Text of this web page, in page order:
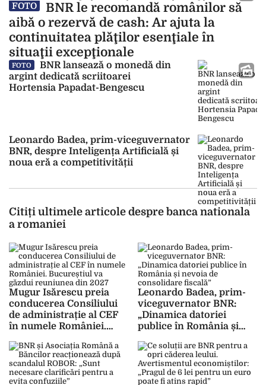
FOTO
BNR le recomandă românilor să
aibă o rezervă de cash: Ar ajuta la
continuitatea plăţilor esenţiale în
situaţii excepţionale
FOTO
BNR lansează o monedă din
argint dedicată scriitoarei
Hortensia Papadat-Bengescu
Leonardo Badea, prim-viceguvernator
BNR, despre Inteligența Artificială și
noua eră a competitivității
Citiți ultimele articole despre banca nationala
a romaniei
Mugur Isărescu preia
conducerea Consiliului
de administrație al CEF
în numele României.
reuniunea din 2027
Leonardo Badea, prim-
viceguvernator BNR:
„Dinamica datoriei
publice în România și
fiscală”